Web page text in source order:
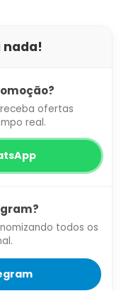
nada!
ofertas
real.
todos os